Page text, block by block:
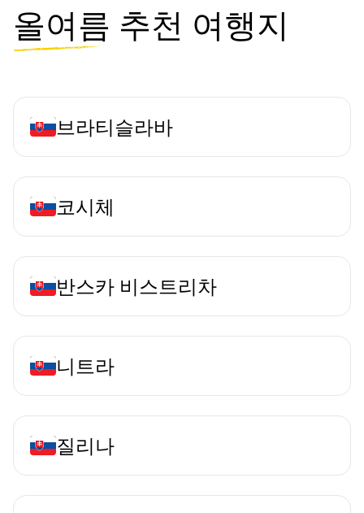
올여름 추천 여행지
브라티슬라바
코시체
반스카 비스트리차
니트라
질리나